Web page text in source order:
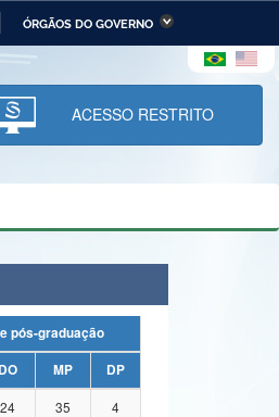
ÓRGÃOS DO GOVERNO
da Infraestrutura
da Ciência,
Inovações e
ACESSO RESTRITO
pós-graduação
DO MP
DP
24 35
4